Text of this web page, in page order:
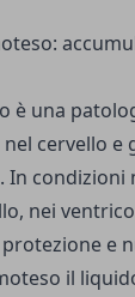
è una
cervello e
In condizioni
nei
e
il